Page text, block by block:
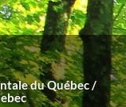
du Québec /